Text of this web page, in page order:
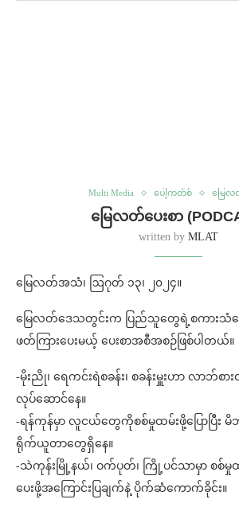
Multi Media ပေါ့ကတ်စ် မြေလ
မြေလတ်ပေးစာ
written by MLAT
မြေလတ်အသံ၊ ဩဂုတ် ၁၃၊ ၂၀၂၄။
မြေလတ်ဒေသတွင်းက ပြည်သူတွေရဲ့စကားသံ
ဖတ်ကြားပေးမယ့် ပေးစာအစီအစဉ်ဖြစ်ပါတယ်။
-မိုးညို၊ ရေကင်းရဲစခန်း၊ စခန်းမှူးဟာ လာဘ်စ
လုပ်ဆောင်နေ။
-ရန်ကုန်မှာ လူငယ်တွေကိုစစ်မှုထမ်းဖို့ပြောပြီး
ရိုက်ယူတာတွေရှိနေ။
-သဲကုန်းမြို့နယ်၊ ဝက်ပုတ်၊ ကြို့ပင်သာမှာ စစ်
ပေးဖို့အကြောင်းပြချက်နဲ့ ပိုက်ဆံကောက်ခိုင်း။